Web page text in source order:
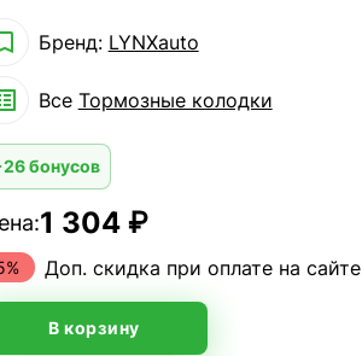
Бренд: LYNXauto
Все Тормозные колодки
бонусов
1 304 ₽
Доп. скидка при оплате на сайте
В корзину